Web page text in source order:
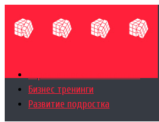
Бизнес тренинги
Развитие подростка